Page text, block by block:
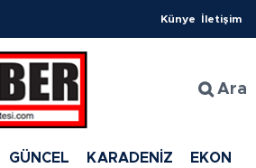
Künye İletişim
Ara
GÜNCEL KARADENİZ